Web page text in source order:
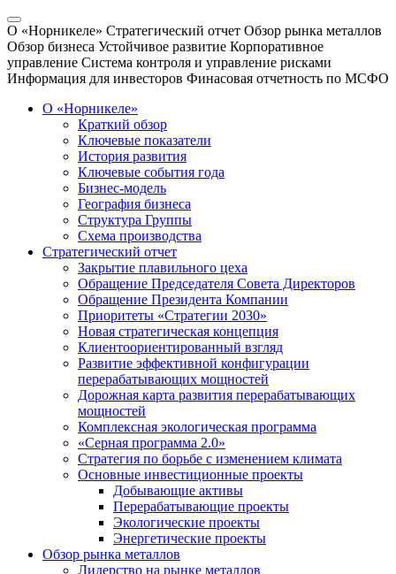
О «Норникеле» Стратегический отчет Обзор рынка металлов
Обзор бизнеса Устойчивое развитие Корпоративное
управление Система контроля и управление рисками
Информация для инвесторов Финасовая отчетность по МСФО
О «Норникеле»
Краткий обзор
Ключевые показатели
История развития
Ключевые события года
Бизнес-модель
География бизнеса
Структура Группы
Схема производства
Стратегический отчет
Закрытие плавильного цеха
Обращение Председателя Совета Директоров
Обращение Президента Компании
Приоритеты «Стратегии 2030»
Новая стратегическая концепция
Клиентоориентированный взгляд
Развитие эффективной конфигурации
перерабатывающих мощностей
Дорожная карта развития перерабатывающих
мощностей
Комплексная экологическая программа
«Серная программа 2.0»
Стратегия по борьбе с изменением климата
Основные инвестиционные проекты
Добывающие активы
Перерабатывающие проекты
Экологические проекты
Энергетические проекты
Обзор рынка металлов
Лидерство на рынке металлов